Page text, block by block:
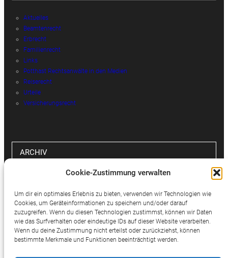
Cookie-Zustimmung verwalten
Um dir ein optimales Erlebnis zu bieten, verwenden wir Technologien wie
Cookies, um Geräteinformationen zu speichern und/oder darauf
zuzugreifen. Wenn du diesen Technologien zustimmst, können wir Daten
wie das Surfverhalten oder eindeutige IDs auf dieser Website verarbeiten.
Wenn du deine Zustimmung nicht erteilst oder zurückziehst, können
bestimmte Merkmale und Funktionen beeinträchtigt werden.
Aktuelles
Beamtenrecht
Erbrecht
Familienrecht
Links
Potthast Rechtsanwälte in den Medien
Reiserecht
Urteile
Versicherungsrecht
ARCHIV
SOCIAL MEDIA